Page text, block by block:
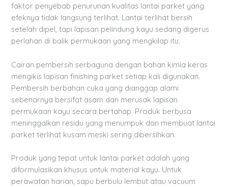
faktor penyebab penurunan kualitas lantai parket yang
efeknya tidak langsung terlihat. Lantai terlihat bersih
setelah dipel, tapi lapisan pelindung kayu sedang digerus
perlahan di balik permukaan yang mengkilap itu.
Cairan pembersih serbaguna dengan bahan kimia keras
mengikis lapisan finishing parket setiap kali digunakan.
Pembersih berbahan cuka yang dianggap alami
sebenarnya bersifat asam dan merusak lapisan
permukaan kayu secara bertahap. Produk berbusa
meninggalkan residu yang menumpuk dan membuat lantai
parket terlihat kusam meski sering dibersihkan.
Produk yang tepat untuk lantai parket adalah yang
diformulasikan khusus untuk material kayu. Untuk
perawatan harian, sapu berbulu lembut atau vacuum